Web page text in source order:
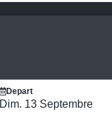
Depart
Dim. 13 Septembre